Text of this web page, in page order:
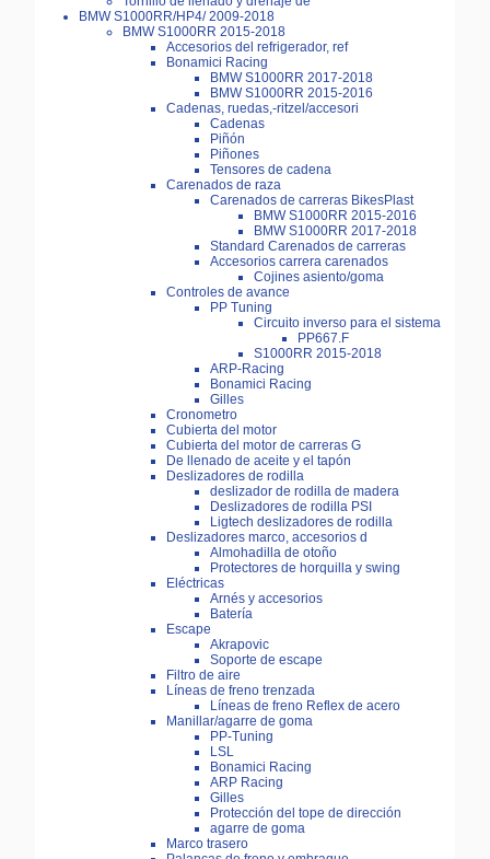
BMW S1000RR/HP4/ 2009-2018
BMW S1000RR 2015-2018
Accesorios del refrigerador, ref
Bonamici Racing
BMW S1000RR 2017-2018
BMW S1000RR 2015-2016
Cadenas, ruedas,-ritzel/accesori
Cadenas
Piñón
Piñones
Tensores de cadena
Carenados de raza
Carenados de carreras BikesPlast
BMW S1000RR 2015-2016
BMW S1000RR 2017-2018
Standard Carenados de carreras
Accesorios carrera carenados
Cojines asiento/goma
Controles de avance
PP Tuning
Circuito inverso para el sistema
PP667.F
S1000RR 2015-2018
ARP-Racing
Bonamici Racing
Gilles
Cronometro
Cubierta del motor
Cubierta del motor de carreras G
De llenado de aceite y el tapón
Deslizadores de rodilla
deslizador de rodilla de madera
Deslizadores de rodilla PSI
Ligtech deslizadores de rodilla
Deslizadores marco, accesorios d
Almohadilla de otoño
Protectores de horquilla y swing
Eléctricas
Arnés y accesorios
Batería
Escape
Akrapovic
Soporte de escape
Filtro de aire
Líneas de freno trenzada
Líneas de freno Reflex de acero
Manillar/agarre de goma
PP-Tuning
LSL
Bonamici Racing
ARP Racing
Gilles
Protección del tope de dirección
agarre de goma
Marco trasero